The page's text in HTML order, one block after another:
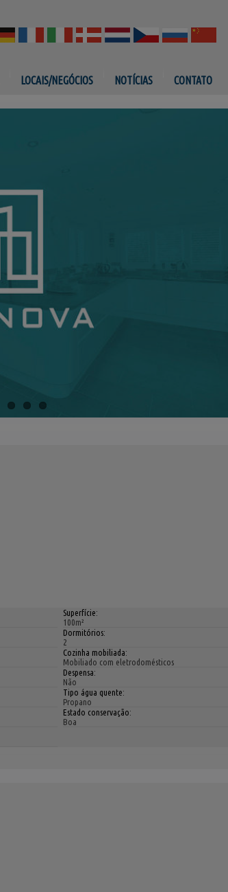
LOCAIS/NEGÓCIOS NOTÍCIAS CONTATO
Superfície:
100m²
Dormitórios:
2
Cozinha mobiliada:
Mobiliado com eletrodomésticos
Despensa:
Não
Tipo água quente:
Propano
Estado conservação:
Boa